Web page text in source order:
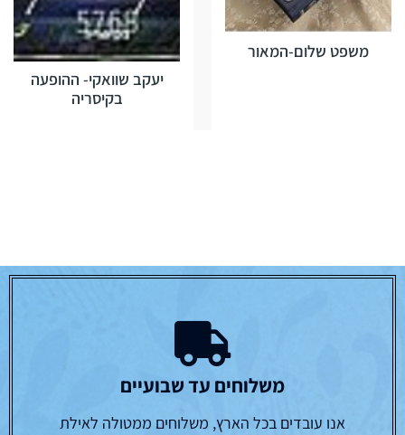
משפט שלום-המאור
יעקב שוואקי- ההופעה
בקיסריה
משלוחים עד שבועיים
אנו עובדים בכל הארץ, משלוחים ממטולה לאילת